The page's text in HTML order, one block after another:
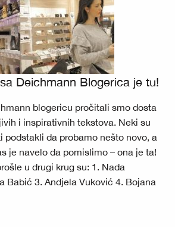
Deichmann Blogerica je tu!
blogericu pročitali smo dosta
i inspirativnih tekstova. Neki su
podstakli da probamo nešto novo, a
je navelo da pomislimo – ona je ta!
u drugi krug su: 1. Nada
Babić 3. Andjela Vuković 4. Bojana